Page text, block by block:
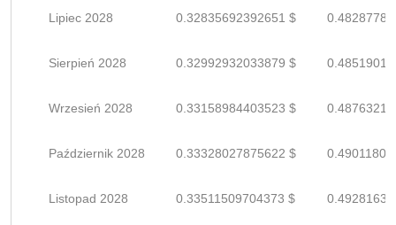
Lipiec 2028 0.32835692392651 $
Sierpień 2028 0.32992932033879 $
Wrzesień 2028 0.33158984403523 $
Październik 2028 0.33328027875622 $
Listopad 2028 0.33511509704373 $